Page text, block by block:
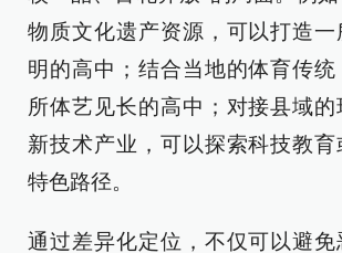
物质文化遗产资源，可以打造
明的高中；结合当地的体育传
所体艺见长的高中；对接县域
新技术产业，可以探索科技教
特色路径。
通过差异化定位，不仅可以避